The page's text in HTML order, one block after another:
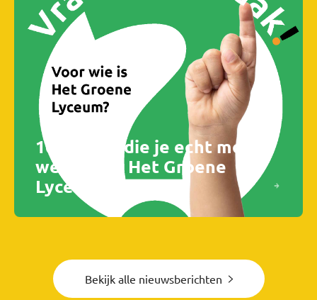
10 Dingen die je echt moet
weten van Het Groene
Lyceum
Bekijk alle nieuwsberichten